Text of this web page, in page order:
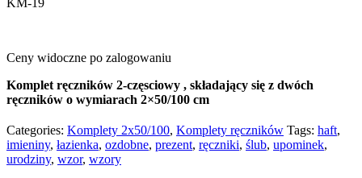
Ceny widoczne po zalogowaniu
Komplet ręczników 2-częsciowy , składający się z dwóch
ręczników o wymiarach 2×50/100 cm
Categories: Komplety 2x50/100, Komplety ręczników Tags: haft,
imieniny, łazienka, ozdobne, prezent, ręczniki, ślub, upominek,
urodziny, wzor, wzory